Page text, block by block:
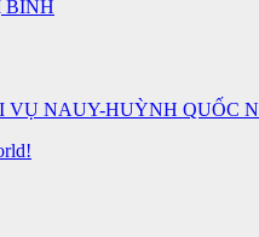
BÌNH
VỤ NAUY-HUỲNH QUỐC